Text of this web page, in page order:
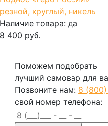
резной, круглый, никель
Наличие товара: да
8 400 руб.
Поможем подобрать
лучший самовар для
Позвоните нам: 8 (800)
свой номер телефона: